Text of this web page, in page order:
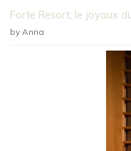
Forte Resort, le joyaux
by Anna